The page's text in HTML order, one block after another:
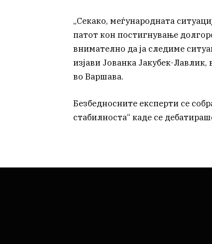
„Секако, меѓународната
патот кон постигнување
внимателно да ја следиме
изјави Јованка Јакубек-
во Варшава.
Безбедносните експерти се
стабилноста“ каде се